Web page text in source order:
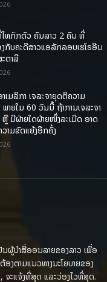
ໄທກັກຕົວ ຄົນລາວ 2 ຄົນ ທີ່
ກັບຄະດີສາວແອລັກລອບເຮໂຣອີນ
ຕາລີ
ເມລິກາ ເຈລະຈາຍຸດຕິຄວາມ
ພາຍໃນ 60 ວັນນີ້ ຖ້າການເຈລະຈາ
ມີຝ່າຍໃດຝ່າຍໜຶ່ງລະເມີດ ອາດ
ວາມຂັດແຍ້ງອີກຄັ້ງ
ນຜູ້ນຳສື່ອອນລາຍຂອງລາວ ເພື່ອ
ງຕາມແນວທາງນະໂຍບາຍຂອງ
ະແຈ້ງທີ່ສຸດ ແລະວ່ອງໄວທີ່ສຸດ.